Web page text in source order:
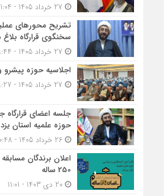
تشریح محورهای
سخنگوی قرارگاه
اجلاسیه حوزه پیشرو
جلسه اعضای قرارگاه
حوزه علمیه استان یزد
26 خرداد 1405 - 10:48
اعلان برندگان
250 ساله
20 دی 1403 - 11:01